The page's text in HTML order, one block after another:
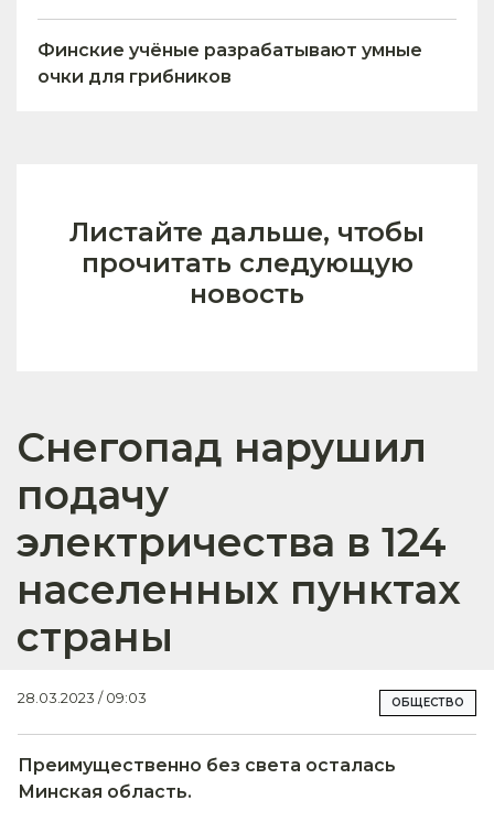
Финские учёные разрабатывают умные
очки для грибников
Листайте дальше, чтобы
прочитать следующую
новость
Снегопад нарушил
подачу
электричества в 124
населенных пунктах
страны
28.03.2023 / 09:03 ОБЩЕСТВО
Преимущественно без света осталась
Минская область.